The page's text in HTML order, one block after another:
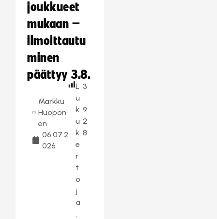
joukkueet
mukaan –
ilmoittautu
minen
päättyy 3.8.
Markku
Huopon
en
06.07.2
026
L
u
k
u
k
e
r
t
o
j
a
:
3
9
2
8